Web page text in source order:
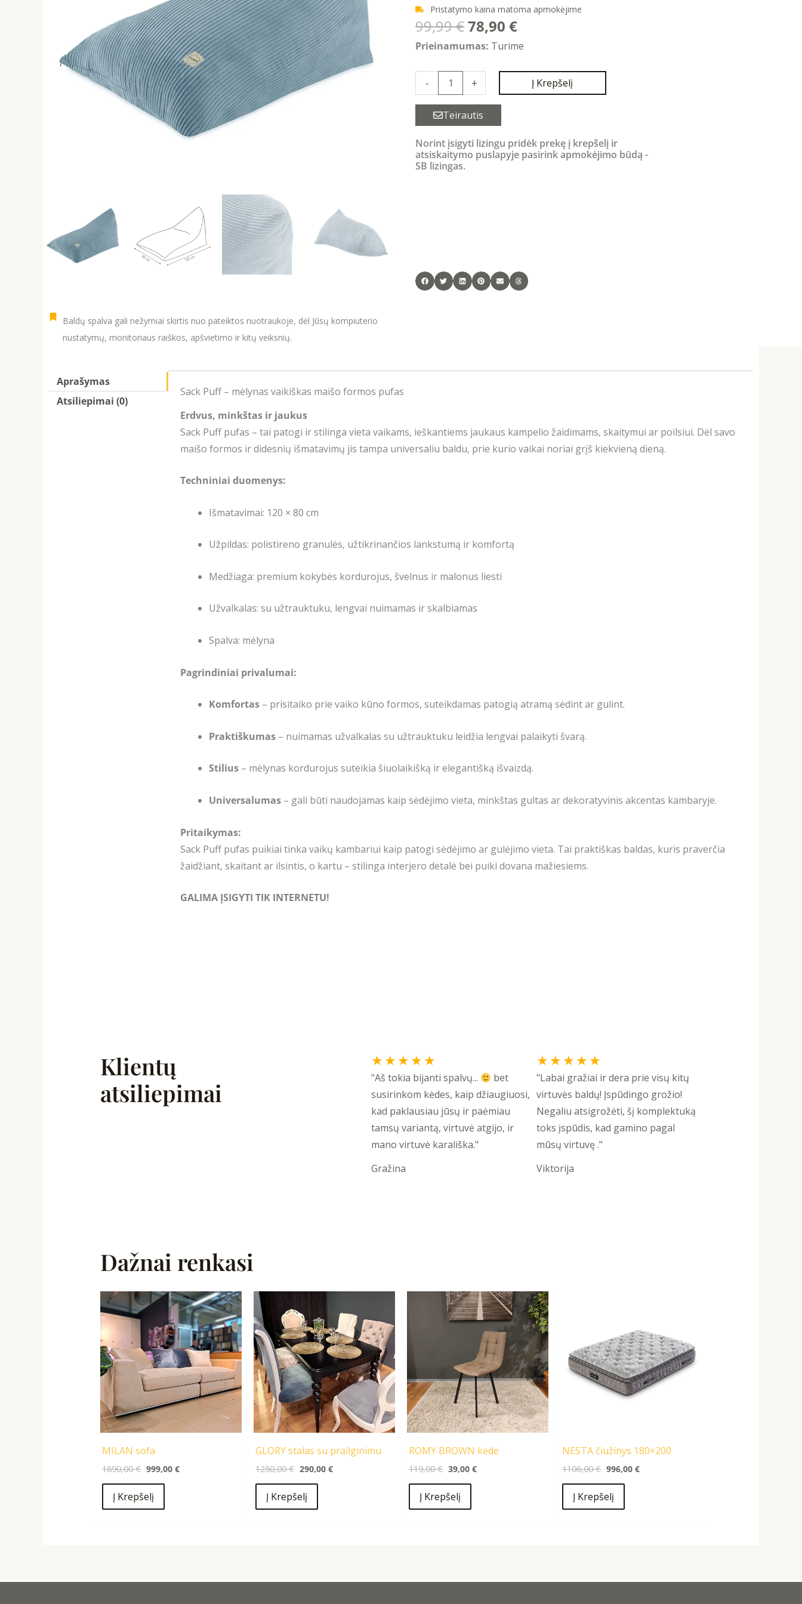
Baldų spalva gali nežymiai skirtis nuo pateiktos nuotraukoje, dėl Jūsų kompiuterio
nustatymų, monitoriaus raiškos, apšvietimo ir kitų veiksnių.
Pristatymo kaina matoma apmokėjime
99,99€Original
price
99,99 €.
78,90 €Current
price
78,90 €.
Prieinamumas: Turime
-
produkto
Vaikiškas
sėdmaišis
Sack
Puff
Blue
+ Į Krepšelį
Teirautis
Norint įsigyti lizingu pridėk prekę į krepšelį ir
atsiskaitymo puslapyje pasirink apmokėjimo būdą -
SB lizingas.
Aprašymas
Atsiliepimai (0)
Sack Puff – mėlynas vaikiškas maišo formos pufas
Erdvus, minkštas ir jaukus
Sack Puff pufas – tai patogi ir stilinga vieta vaikams, ieškantiems jaukaus kampelio žaidimams, skaitymui ar poilsiui. Dėl savo
maišo formos ir didesnių išmatavimų jis tampa universaliu baldu, prie kurio vaikai noriai grįš kiekvieną dieną.
Techniniai duomenys:
Išmatavimai: 120 × 80 cm
Užpildas: polistireno granulės, užtikrinančios lankstumą ir komfortą
Medžiaga: premium kokybės kordurojus, švelnus ir malonus liesti
Užvalkalas: su užtrauktuku, lengvai nuimamas ir skalbiamas
Spalva: mėlyna
Pagrindiniai privalumai:
Komfortas – prisitaiko prie vaiko kūno formos, suteikdamas patogią atramą sėdint ar gulint.
Praktiškumas – nuimamas užvalkalas su užtrauktuku leidžia lengvai palaikyti švarą.
Stilius – mėlynas kordurojus suteikia šiuolaikišką ir elegantišką išvaizdą.
Universalumas – gali būti naudojamas kaip sėdėjimo vieta, minkštas gultas ar dekoratyvinis akcentas kambaryje.
Pritaikymas:
Sack Puff pufas puikiai tinka vaikų kambariui kaip patogi sėdėjimo ar gulėjimo vieta. Tai praktiškas baldas, kuris praverčia
žaidžiant, skaitant ar ilsintis, o kartu – stilinga interjero detalė bei puiki dovana mažiesiems.
GALIMA ĮSIGYTI TIK INTERNETU!
Klientų
atsiliepimai
★ ★ ★ ★ ★
5
out
of
5
"Aš tokia bijanti spalvų...
bet
susirinkom kėdes, kaip džiaugiuosi,
kad paklausiau jūsų ir paėmiau
tamsų variantą, virtuvė atgijo, ir
mano virtuvė karališka."
Gražina
★ ★ ★ ★ ★
5
out
of
5
"Labai gražiai ir dera prie visų kitų
virtuvės baldų! Įspūdingo grožio!
Negaliu atsigrožėti, šį komplektuką
toks įspūdis, kad gamino pagal
mūsų virtuvę ."
Viktorija
Dažnai renkasi
MILAN sofa
1890,00€
Original
price
1890,00 €.
999,00€
Current
price
is:
999,00 €.
Į Krepšelį
GLORY stalas su prailginimu
1250,00€
was:
1250,00 €.
290,00€
is:
290,00 €.
Į Krepšelį
ROMY BROWN kėdė
119,00€
Original
price
was:
39,00€
Current
price
is:
39,00 €.
Į Krepšelį
NESTA čiužinys 180×200
1106,00€
1106,00 €.
996,00€
996,00 €.
Į Krepšelį